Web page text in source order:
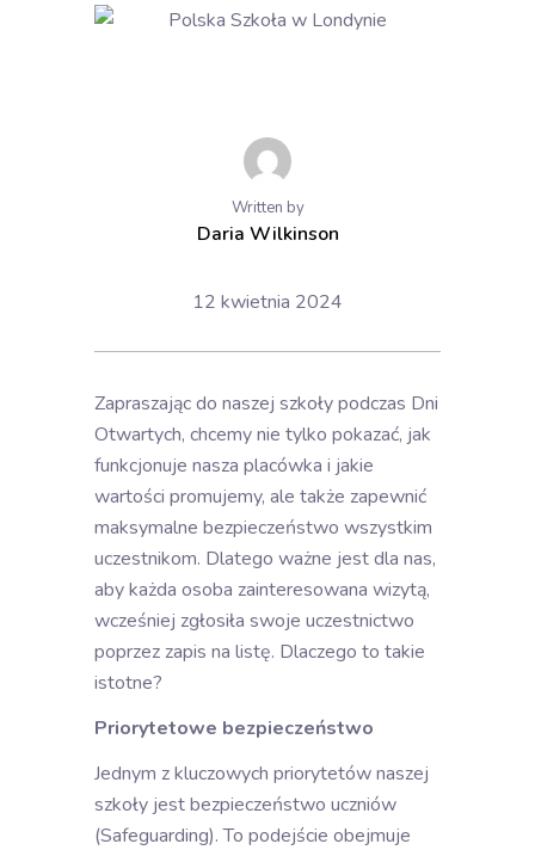
Written by
Daria Wilkinson
12 kwietnia 2024
Zapraszając do naszej szkoły podczas Dni
Otwartych, chcemy nie tylko pokazać, jak
funkcjonuje nasza placówka i jakie
wartości promujemy, ale także zapewnić
maksymalne bezpieczeństwo wszystkim
uczestnikom. Dlatego ważne jest dla nas,
aby każda osoba zainteresowana wizytą,
wcześniej zgłosiła swoje uczestnictwo
poprzez zapis na listę. Dlaczego to takie
istotne?
Priorytetowe bezpieczeństwo
Jednym z kluczowych priorytetów naszej
szkoły jest bezpieczeństwo uczniów
(Safeguarding). To podejście obejmuje